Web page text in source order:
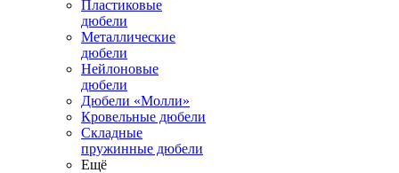
Пластиковые
дюбели
Металлические
дюбели
Нейлоновые
дюбели
Дюбели «Молли»
Кровельные дюбели
Складные
пружинные дюбели
Ещё